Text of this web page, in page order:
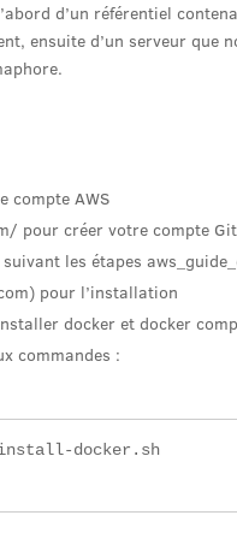
d’un référentiel
ensuite d’un serveur que
compte AWS
pour créer votre compte
les étapes
pour l’installation
docker et docker
commandes :
docker.sh